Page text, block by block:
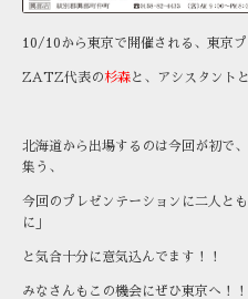
10/10から東京で開催される、東京
ZATZ代表の杉森と、 アシスタント
北海道から出場するのは今回が初で
集う、
今回のプレゼンテーションに二人と
に」
と気合十分に意気込んでます！！
みなさんもこの機会にぜひ東京へ！！